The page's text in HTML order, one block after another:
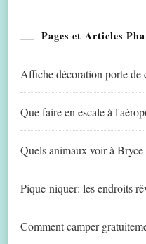
Pages et Articles
Affiche décoration porte de
Que faire en escale à
Quels animaux voir à
Pique-niquer: les endroits
Comment camper